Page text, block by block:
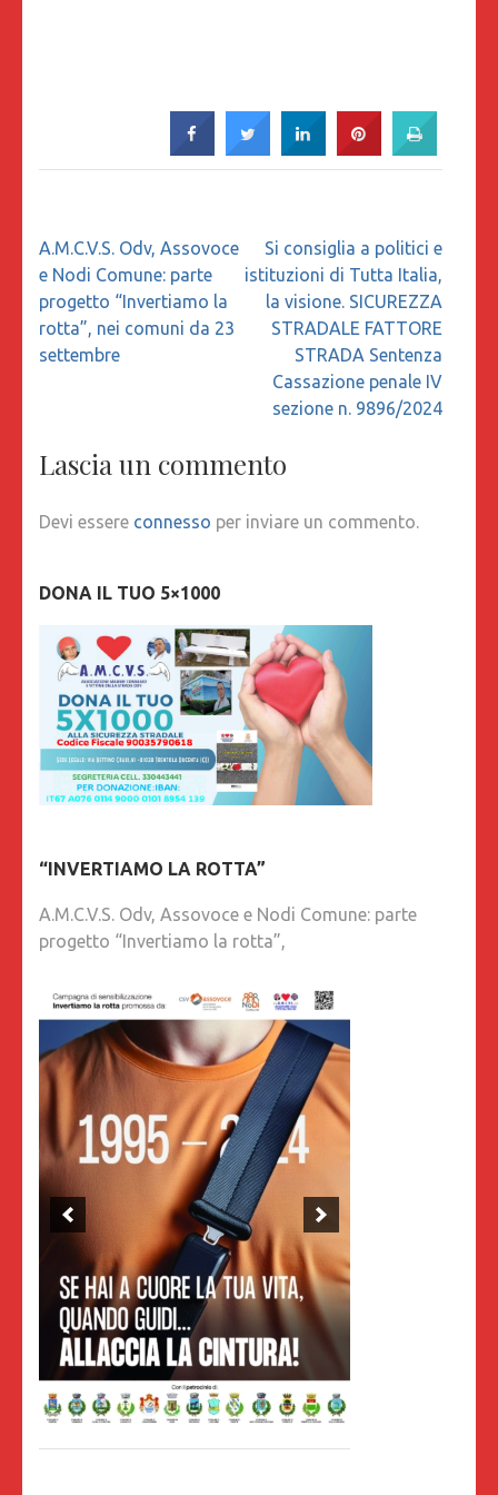
Navigazione
articoli
A.M.C.V.S. Odv, Assovoce
e Nodi Comune: parte
progetto “Invertiamo la
rotta”, nei comuni da 23
settembre
Si consiglia a politici e
istituzioni di Tutta Italia,
la visione. SICUREZZA
STRADALE FATTORE
STRADA Sentenza
Cassazione penale IV
sezione n. 9896/2024
Lascia un commento
Devi essere connesso per inviare un commento.
DONA IL TUO 5×1000
“INVERTIAMO LA ROTTA”
A.M.C.V.S. Odv, Assovoce e Nodi Comune: parte
progetto “Invertiamo la rotta”,